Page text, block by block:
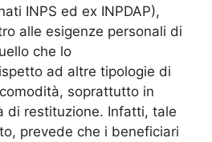
INPS ed ex INPDAP),
alle esigenze personali di
che lo
ad altre tipologie di
soprattutto in
di restituzione. Infatti, tale
prevede che i beneficiari